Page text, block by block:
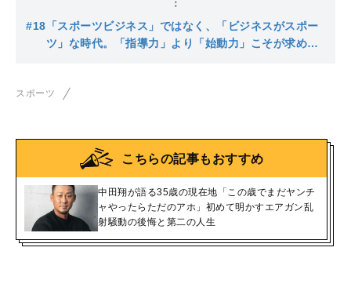
#18 「スポーツビジネス」ではなく、「ビジネスがスポー
ツ」な時代。「指導力」より「始動力」こそが求めら
スポーツ
こちらの記事もおすすめ
中田翔が語る35歳の現在地「この歳でまだヤンチ
ャやったらただのアホ」初めて明かすエアガン乱
射騒動の後悔と第二の人生